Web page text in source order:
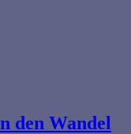
den Wandel